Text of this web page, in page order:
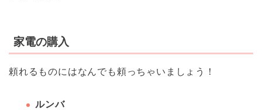
家電の購入
頼れるものにはなんでも頼っちゃいましょう！
ルンバ